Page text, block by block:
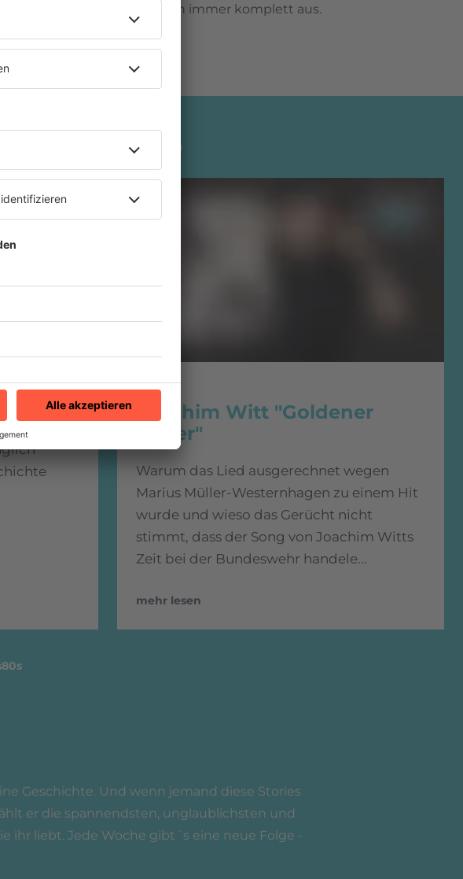
flippen die Fans noch immer komplett aus.
Radio
1980
Joachim Witt "Goldener
Reiter"
Warum das Lied ausgerechnet wegen
Marius Müller-Westernhagen zu einem Hit
wurde und wieso das Gerücht nicht
stimmt, dass der Song von Joachim Witts
Zeit bei der Bundeswehr handele...
mehr lesen
Geschichte. Und wenn jemand diese Stories
er die spannendsten, unglaublichsten und
ihr liebt. Jede Woche gibt´s eine neue Folge -